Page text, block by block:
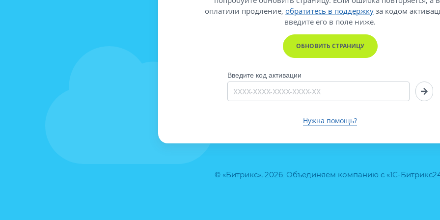
© «Битрикс», 2026. Объединяем компанию с «1С-
оплатили продление, обратитесь в поддержку за кодом
введите его в поле ниже.
ОБНОВИТЬ СТРАНИЦУ
Введите код активации
Нужна помощь?